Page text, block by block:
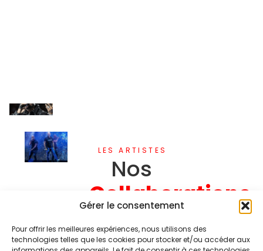
Gérer le consentement
Pour offrir les meilleures expériences, nous utilisons des
technologies telles que les cookies pour stocker et/ou accéder aux
LES ARTISTES
Nos
Collaborations
Découvrez une
sélection